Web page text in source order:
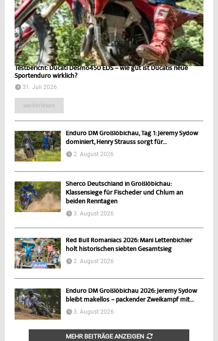
Testbericht: Ducati Desmo450 EDS – wie gut ist Ducatis neue
Sportenduro wirklich?
31. Juli 2026
weiterlesen
Enduro DM Großlöbichau, Tag 1: Jeremy Sydow
dominiert, Henry Strauss sorgt für...
2. August 2026
Sherco Deutschland in Großlöbichau:
Klassensiege für Fischeder und Chlum an
beiden Renntagen
3. August 2026
Red Bull Romaniacs 2026: Mani Lettenbichler
holt historischen siebten Gesamtsieg
2. August 2026
Enduro DM Großlöbichau 2026: Jeremy Sydow
bleibt makellos – packender Zweikampf mit...
3. August 2026
MEHR BEITRÄGE ANZEIGEN